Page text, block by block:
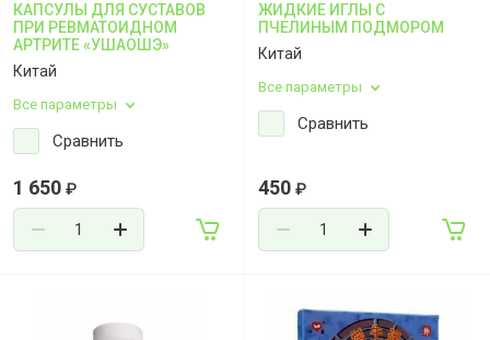
КАПСУЛЫ ДЛЯ СУСТАВОВ
ПРИ РЕВМАТОИДНОМ
АРТРИТЕ «УШАОШЭ»
Китай
Все параметры
Сравнить
1 650 ₽
ЖИДКИЕ ИГЛЫ С
ПЧЕЛИНЫМ ПОДМОРОМ
Китай
Все параметры
Сравнить
450 ₽